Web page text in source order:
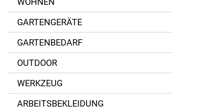
GARTENGERÄTE
GARTENBEDARF
OUTDOOR
WERKZEUG
ARBEITSBEKLEIDUNG
Simax
Villeroy & Boch